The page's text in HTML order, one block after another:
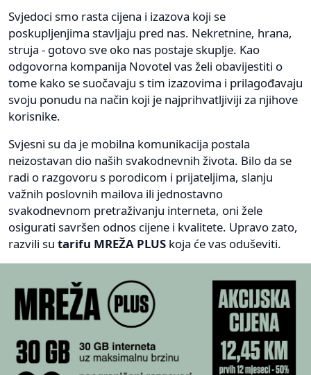
Svjedoci smo rasta cijena i izazova koji se
poskupljenjima stavljaju pred nas. Nekretnine, hrana,
struja - gotovo sve oko nas postaje skuplje. Kao
odgovorna kompanija Novotel vas želi obavijestiti o
tome kako se suočavaju s tim izazovima i prilagođavaju
svoju ponudu na način koji je najprihvatljiviji za njihove
korisnike.
Svjesni su da je mobilna komunikacija postala
neizostavan dio naših svakodnevnih života. Bilo da se
radi o razgovoru s porodicom i prijateljima, slanju
važnih poslovnih mailova ili jednostavno
svakodnevnom pretraživanju interneta, oni žele
osigurati savršen odnos cijene i kvalitete. Upravo zato,
razvili su tarifu MREŽA PLUS koja će vas oduševiti.